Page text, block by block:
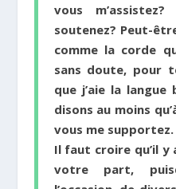
vous
soutenez? Peut-
comme la corde
sans doute, pour
que j’aie la langue
disons au moins
vous me supportez.
Il faut croire qu’il
votre part,